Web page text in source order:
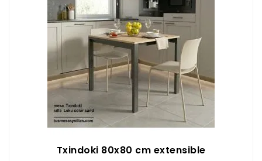
Txindoki 80x80 cm extensible